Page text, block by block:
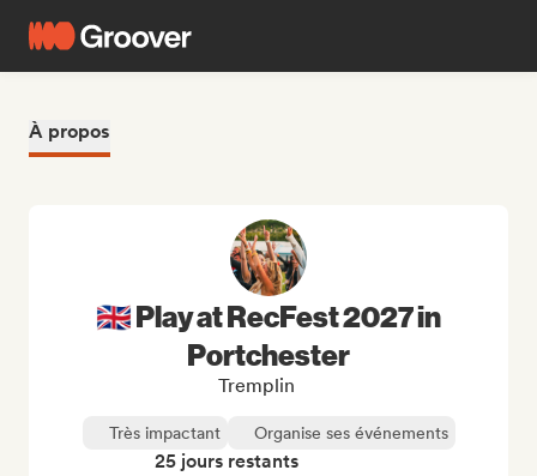
À propos
🇬🇧 Play at RecFest 2027 in
Portchester
Tremplin
Très impactant Organise ses événements
25 jours restants